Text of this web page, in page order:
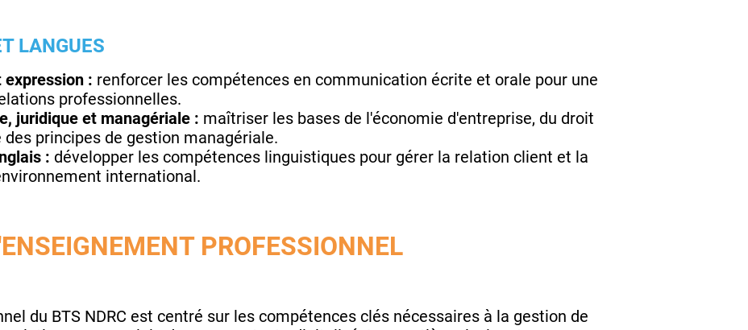
LANGUES
: renforcer les compétences en communication écrite et orale pour une
professionnelles.
juridique et managériale : maîtriser les bases de l'économie d'entreprise, du droit
principes de gestion managériale.
: développer les compétences linguistiques pour gérer la relation client et la
international.
PROFESSIONNEL
du BTS NDRC est centré sur les compétences clés nécessaires à la gestion de